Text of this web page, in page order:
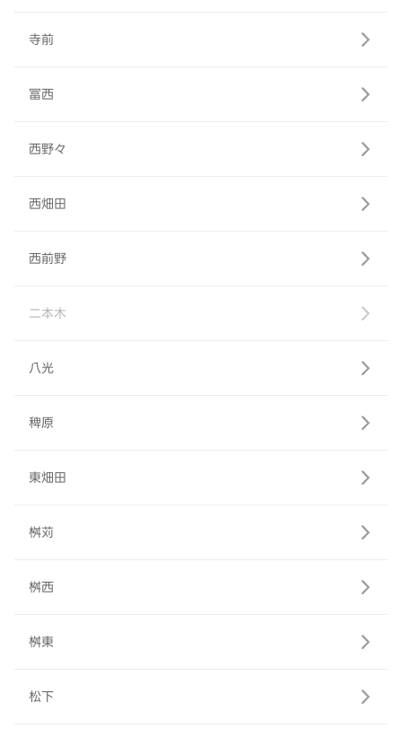
寺前
冨西
西野々
西畑田
西前野
二本木
八光
稗原
東畑田
桝苅
桝西
桝東
松下